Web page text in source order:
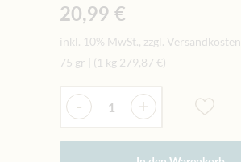
20,99 €
inkl. 10% MwSt., zzgl. Versandkosten
75 gr
(1 kg 279,87 €)
Menge
- +